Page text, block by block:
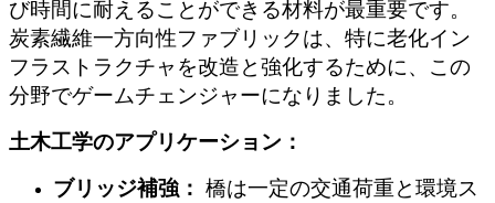
び時間に耐えることができる材料が最重要です。
炭素繊維一方向性ファブリックは、特に老化イン
フラストラクチャを改造と強化するために、この
分野でゲームチェンジャーになりました。
土木工学のアプリケーション：
ブリッジ補強：
橋は一定の交通荷重と環境ス